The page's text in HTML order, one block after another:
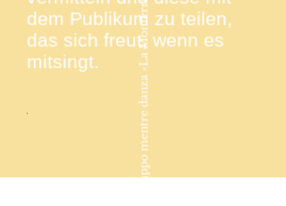
dem Publikum zu teilen,
das sich freut, wenn es
mitsingt.
Il gruppo mentre danza «La Monferrina»